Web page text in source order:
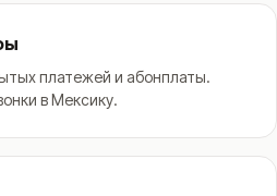
платежей и абонплаты.
в Мексику.